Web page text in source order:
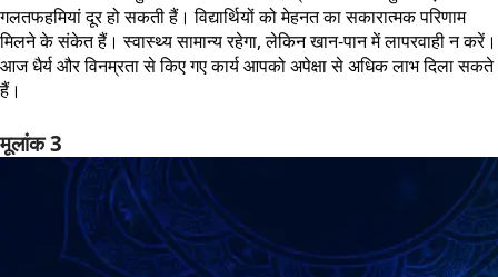
गलतफहमियां दूर हो सकती हैं। विद्यार्थियों को मेहनत का सकारात्मक परिणाम
मिलने के संकेत हैं। स्वास्थ्य सामान्य रहेगा, लेकिन खान-पान में लापरवाही न करें।
आज धैर्य और विनम्रता से किए गए कार्य आपको अपेक्षा से अधिक लाभ दिला सकते
हैं।
मूलांक 3